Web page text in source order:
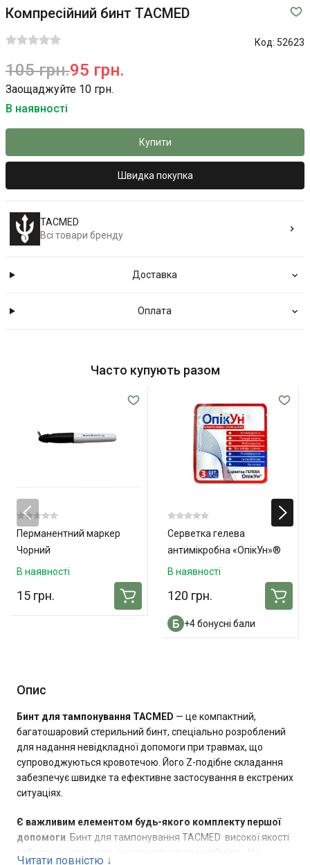
Компресійний бинт TACMED
Код: 52623
105 грн.95 грн.
Заощаджуйте 10 грн.
В наявності
Купити
Швидка покупка
TACMED
Всі товари бренду
Доставка
Оплата
Часто купують разом
Перманентний маркер
Чорний
В наявності
15 грн.
Серветка гелева
антимікробна «ОпікУн»®
(10х10 см) - 3 шт. в
В наявності
120 грн.
+4 бонусні бали
Опис
Бинт для тампонування TACMED — це компактний,
багатошаровий стерильний бинт, спеціально розроблений
для надання невідкладної допомоги при травмах, що
супроводжуються кровотечою. Його Z-подібне складання
забезпечує швидке та ефективне застосування в екстрених
ситуаціях.
Є важливим елементом будь-якого комплекту першої
допомоги. Бинт для тампонування TACMED високої якості
забезпечує зручність використання та надійність. Це
Читати повністю ↓